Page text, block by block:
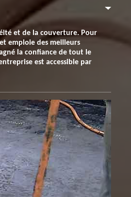
et de la couverture. Pour
emploie des meilleurs
la confiance de tout le
est accessible par